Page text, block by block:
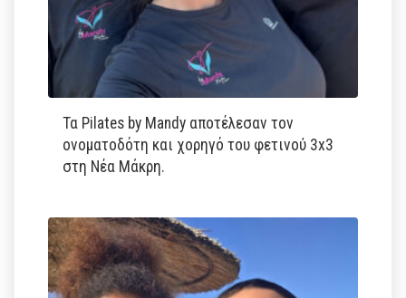
Τα Pilates by Mandy αποτέλεσαν τον
ονοματοδότη και χορηγό του φετινού 3x3
στη Νέα Μάκρη.